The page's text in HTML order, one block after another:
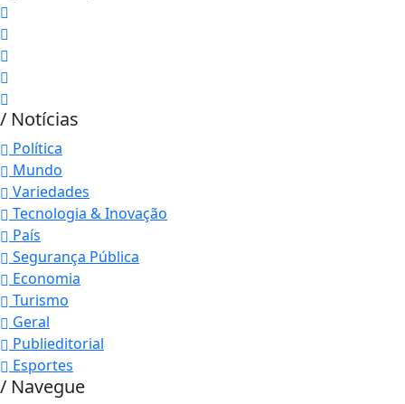
/ Notícias
Política
Mundo
Variedades
Tecnologia & Inovação
País
Segurança Pública
Economia
Turismo
Geral
Publieditorial
Esportes
/ Navegue